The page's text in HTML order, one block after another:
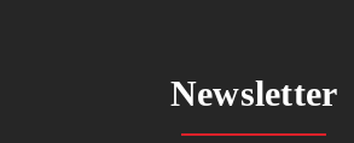
Newsletter